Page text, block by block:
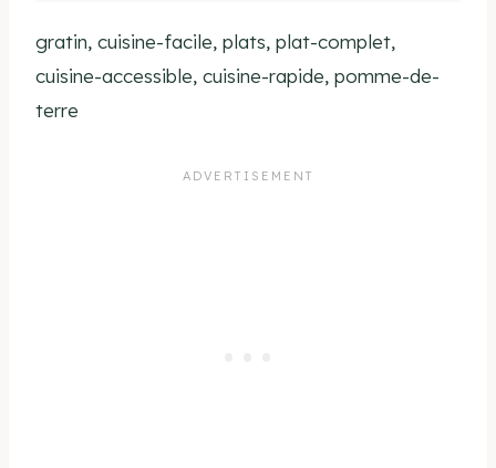
gratin, cuisine-facile, plats, plat-complet,
cuisine-accessible, cuisine-rapide, pomme-de-
terre